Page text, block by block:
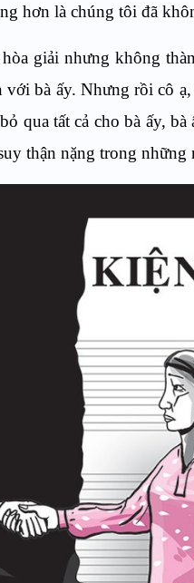
hơn là chúng tôi đã
giải nhưng không
bà ấy. Nhưng rồi cô
qua tất cả cho bà ấy,
thận nặng trong